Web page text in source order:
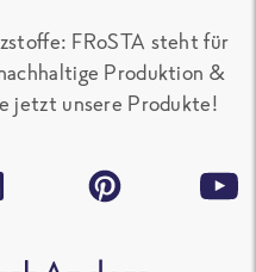
FRoSTA steht für
Produktion &
jetzt unsere Produkte!